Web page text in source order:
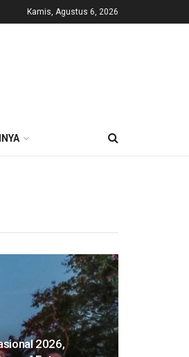
Kamis, Agustus 6, 2026
2026,